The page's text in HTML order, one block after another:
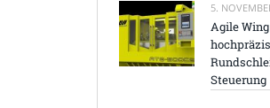
5.
Agile
Steuerung